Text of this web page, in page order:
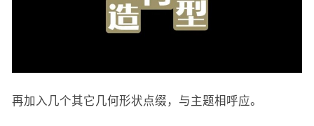
再加入几个其它几何形状点缀，与主题相呼应。